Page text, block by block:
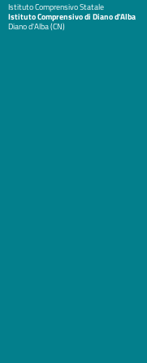
Istituto Comprensivo Statale
Istituto Comprensivo di Diano d'Alba
Diano d'Alba (CN)